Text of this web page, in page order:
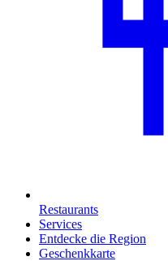
Restaurants
Services
Entdecke die Region
Geschenkkarte